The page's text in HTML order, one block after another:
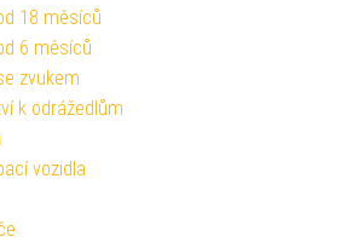
18 měsíců
6 měsíců
zvukem
k odrážedlům
vozidla